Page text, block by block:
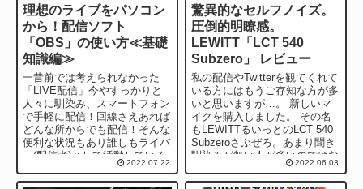
理想のライブをパソコン
から！配信ソフト
「OBS」の使い方≪基礎
知識編≫
一昔前では考えられなかった
「LIVE配信」今やすっかりと
人々に馴染み、スマートフォン
で手軽に配信！回線さえあれば
どんな所からでも配信！そんな
便利な状況もあり誰しもライバ
ー(配信者)として活動している
近年ですね。さて、スマホで配
信できる配信...
2022.07.22
驚異的なセルフノイズ。
圧倒的明瞭感。
LEWITT「LCT 540
Subzero」 レビュー
私の配信やTwitterを観てくれて
いる方にはもうご存知な方が多
いと思いますが…。 新しいマ
イクを購入しました。 その名
もLEWITTるいっとのLCT 540
Subzeroさぶぜろ。あまり聞き
馴染みが無い人が多いのではな
2022.06.03